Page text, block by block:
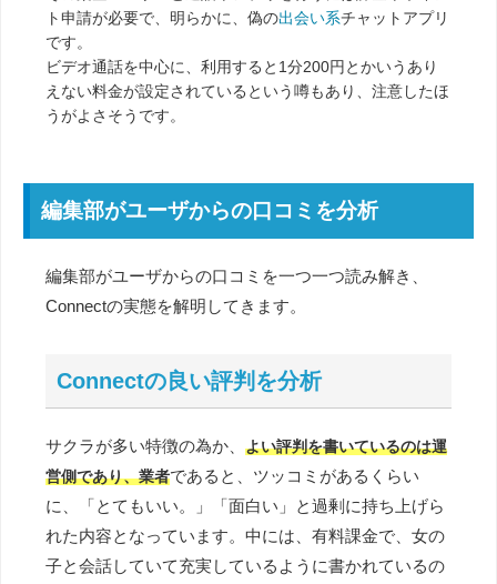
ト申請が必要で、明らかに、偽の出会い系チャットアプリ
です。
ビデオ通話を中心に、利用すると1分200円とかいうあり
えない料金が設定されているという噂もあり、注意したほ
うがよさそうです。
編集部がユーザからの口コミを分析
編集部がユーザからの口コミを一つ一つ読み解き、
Connectの実態を解明してきます。
Connectの良い評判を分析
サクラが多い特徴の為か、 よい評判を書いているのは運
営側であり、業者であると、ツッコミがあるくらい
に、「とてもいい。」「面白い」と過剰に持ち上げら
れた内容となっています。中には、有料課金で、女の
子と会話していて充実しているように書かれているの